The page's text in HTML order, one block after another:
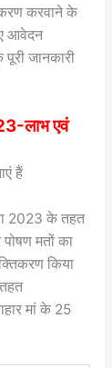
करवाने के
आवेदन
जानकारी
लाभ एवं
हैं
2023 के तहत
मतों का
किया
मां के 25